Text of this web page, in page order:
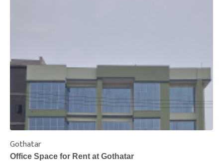
Gothatar
Office Space for Rent at Gothatar